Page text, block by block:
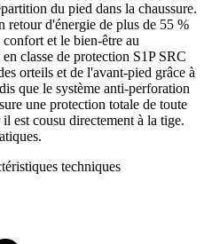
du pied dans la chaussure.
d'énergie de plus de 55 %
et le bien-être au
classe de protection S1P SRC
orteils et de l'avant-pied grâce à
que le système anti-perforation
une protection totale de toute
est cousu directement à la tige.
techniques